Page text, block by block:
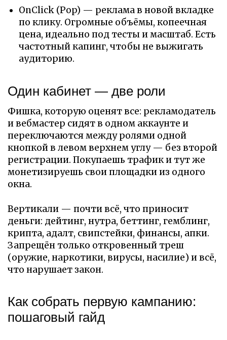
OnClick (Pop) — реклама в новой вкладке
по клику. Огромные объёмы, копеечная
цена, идеально под тесты и масштаб. Есть
частотный капинг, чтобы не выжигать
аудиторию.
Один кабинет — две роли
Фишка, которую оценят все: рекламодатель
и вебмастер сидят в одном аккаунте и
переключаются между ролями одной
кнопкой в левом верхнем углу — без второй
регистрации. Покупаешь трафик и тут же
монетизируешь свои площадки из одного
окна.
Вертикали — почти всё, что приносит
деньги: дейтинг, нутра, беттинг, гемблинг,
крипта, адалт, свипстейки, финансы, апки.
Запрещён только откровенный треш
(оружие, наркотики, вирусы, насилие) и всё,
что нарушает закон.
Как собрать первую кампанию:
пошаговый гайд